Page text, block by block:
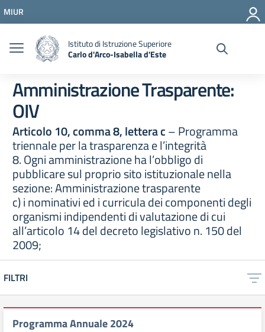
Vai al menu di navigazione
Vai al footer
MIUR
Istituto di Istruzione Superiore
Carlo d'Arco-Isabella d'Este
Amministrazione Trasparente:
OIV
Articolo 10, comma 8, lettera c– Programma
triennale per la trasparenza e l’integrità
8. Ogni amministrazione ha l’obbligo di
pubblicare sul proprio sito istituzionale nella
sezione: Amministrazione trasparente
c) i nominativi ed i curricula dei componenti degli
organismi indipendenti di valutazione di cui
all’articolo 14 del decreto legislativo n. 150 del
2009;
FILTRI
Programma Annuale 2024